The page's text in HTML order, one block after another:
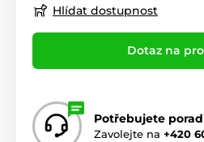
Hlídat dostupnost
Dotaz na
Potřebujete
Zavolejte na +420